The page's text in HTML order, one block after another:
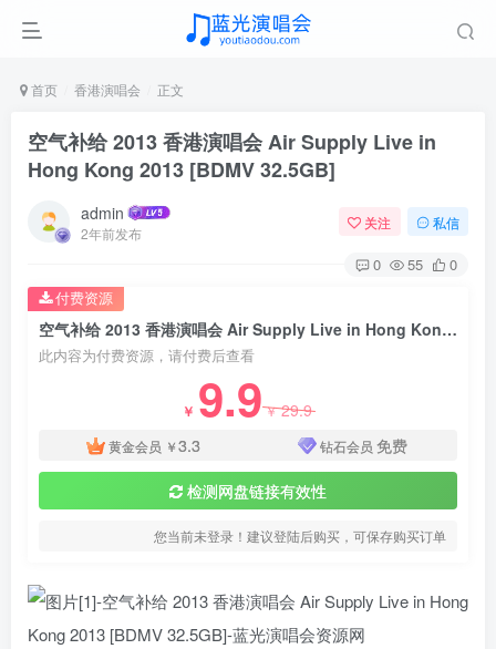
首页 香港演唱会 正文
空气补给 2013 香港演唱会 Air Supply Live in
Hong Kong 2013 [BDMV 32.5GB]
admin
2年前发布
关注 私信
0 55 0
空气补给 2013 香港演唱会 Air Supply Live in Hong Kong 2013 [BDMV 32.5GB]
此内容为付费资源，请付费后查看
￥ 9.9￥29.9
黄金会员 ￥3.3 钻石会员 免费
检测网盘链接有效性
您当前未登录！建议登陆后购买，可保存购买订单
付费资源